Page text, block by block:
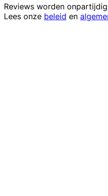
Reviews worden
Lees onze beleid en